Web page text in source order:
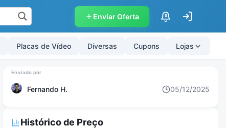
Enviar Oferta $
Placas de Vídeo Diversas Cupons Lojas
Fernando H. 05/12/2025
Histórico de Preço